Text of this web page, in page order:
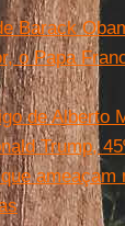
Barack
o Papa
de Alberto
Trump,
ameaçam